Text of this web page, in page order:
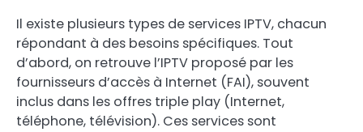
Il existe plusieurs types de services IPTV, chacun
répondant à des besoins spécifiques. Tout
d’abord, on retrouve l’IPTV proposé par les
fournisseurs d’accès à Internet (FAI), souvent
inclus dans les offres triple play (Internet,
téléphone, télévision). Ces services sont